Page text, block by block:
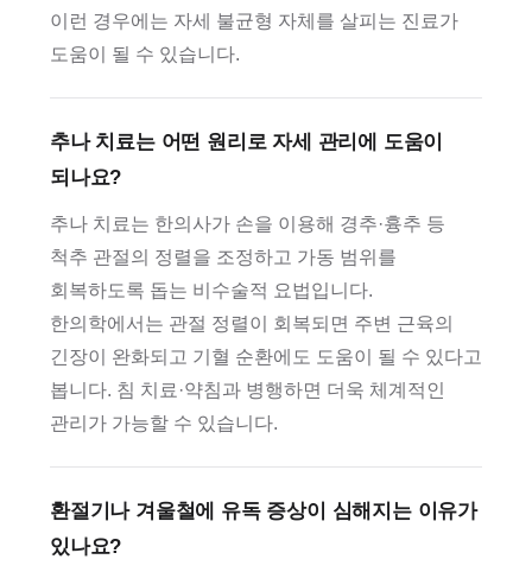
이런 경우에는 자세 불균형 자체를 살피는 진료가
도움이 될 수 있습니다.
추나 치료는 어떤 원리로 자세 관리에 도움이
되나요?
추나 치료는 한의사가 손을 이용해 경추·흉추 등
척추 관절의 정렬을 조정하고 가동 범위를
회복하도록 돕는 비수술적 요법입니다.
한의학에서는 관절 정렬이 회복되면 주변 근육의
긴장이 완화되고 기혈 순환에도 도움이 될 수 있다고
봅니다. 침 치료·약침과 병행하면 더욱 체계적인
관리가 가능할 수 있습니다.
환절기나 겨울철에 유독 증상이 심해지는 이유가
있나요?